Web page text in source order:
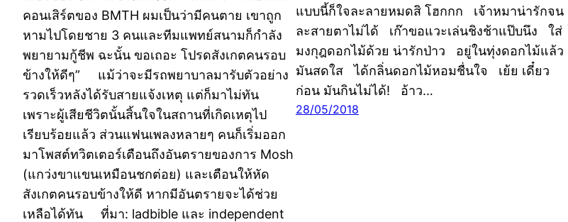
คอนเสิร์ตของ BMTH ผมเป็นว่ามีคนตาย เขาถูก
หามไปโดยชาย 3 คนและทีมแพทย์สนามก็กำลัง
พยายามกู้ชีพ ฉะนั้น ขอเถอะ โปรดสังเกตคนรอบ
ข้างให้ดีๆ” แม้ว่าจะมีรถพยาบาลมารับตัวอย่าง
รวดเร็วหลังได้รับสายแจ้งเหตุ แต่ก็มาไม่ทัน
เพราะผู้เสียชีวิตนั้นสิ้นใจในสถานที่เกิดเหตุไป
เรียบร้อยแล้ว ส่วนแฟนเพลงหลายๆ คนก็เริ่มออก
มาโพสต์ทวิตเตอร์เตือนถึงอันตรายของการ Mosh
(แกว่งขาแขนเหมือนชกต่อย) และเตือนให้หัด
สังเกตคนรอบข้างให้ดี หากมีอันตรายจะได้ช่วย
เหลือได้ทัน ที่มา: ladbible และ independent
แบบนี้ก็ใจละลายหมดสิ โฮกกก เจ้าหมาน่ารักจน
ละสายตาไม่ได้ เก๊าขอแวะเล่นชิงช้าแป๊บนึง ใส่
มงกุฎดอกไม้ด้วย น่ารักป่าว อยู่ในทุ่งดอกไม้แล้ว
มันสดใส ได้กลิ่นดอกไม้หอมชื่นใจ เย้ย เดี๋ยว
ก่อน มันกินไม่ได้! อ้าว…
28/05/2018